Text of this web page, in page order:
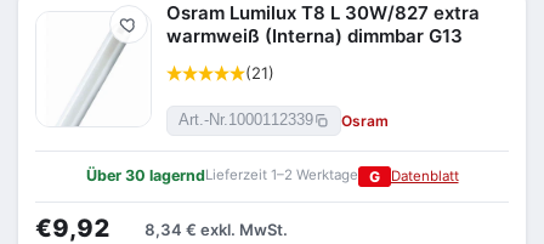
Merken
Osram Lumilux T8 L 30W/827 extra
warmweiß (Interna) dimmbar G13
(21)
Art.-Nr.1000112339 Osram
Über 30 lagerndLieferzeit 1–2 Werktage G Datenblatt
€9,92 8,34 € exkl. MwSt.